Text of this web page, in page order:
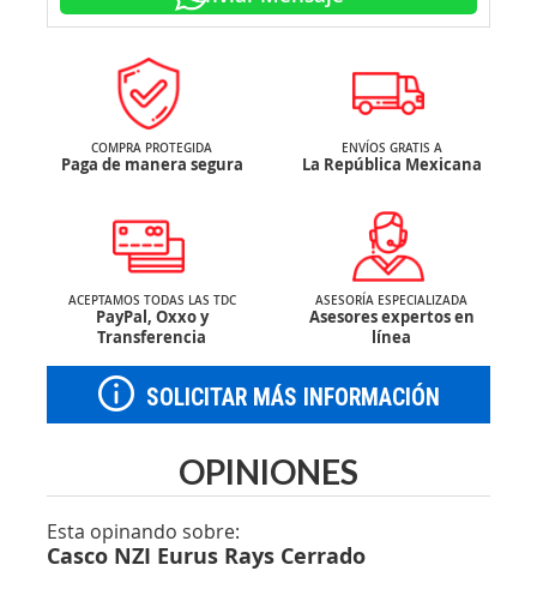
COMPRA PROTEGIDA
Paga de manera segura
ENVÍOS GRATIS A
La República Mexicana
ACEPTAMOS TODAS LAS TDC
PayPal, Oxxo y
Transferencia
ASESORÍA ESPECIALIZADA
Asesores expertos en
línea
SOLICITAR MÁS INFORMACIÓN
OPINIONES
Esta opinando sobre:
Casco NZI Eurus Rays Cerrado